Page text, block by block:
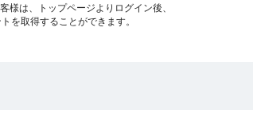
は、トップページよりログイン後、
を取得することができます。